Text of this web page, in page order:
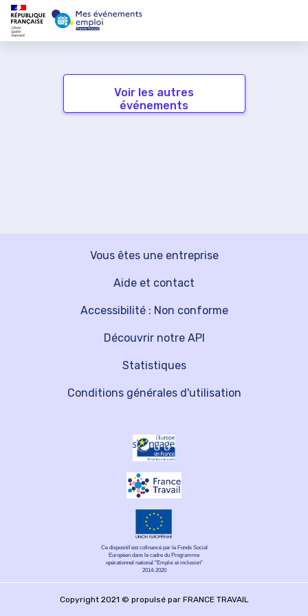
Voir les autres
événements
Vous êtes une entreprise
Découvrir notre API
Aide et contact
Statistiques
Accessibilité : Non conforme
Conditions générales d'utilisation
Ce dispositif est cofinancé par le Fonds Social
Européen dans le cadre du Programme
opérationnel national "Emploi et inclusion"
2014-2020
Copyright 2021 © propulsé par FRANCE TRAVAIL